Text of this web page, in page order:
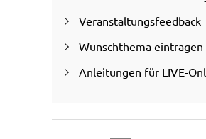
Veranstaltungsfeedback
Wunschthema eintragen
Anleitungen für LIVE-